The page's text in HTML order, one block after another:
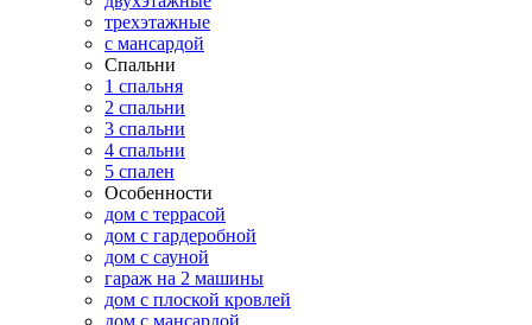
трехэтажные
с мансардой
Спальни
1 спальня
2 спальни
3 спальни
4 спальни
5 спален
Особенности
дом с террасой
дом с гардеробной
дом с сауной
гараж на 2 машины
дом с плоской кровлей
дом с мансардой